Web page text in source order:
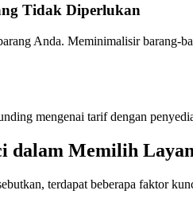
Tidak Diperlukan
Anda. Meminimalisir barang-
mengenai tarif dengan
Memilih
terdapat beberapa faktor